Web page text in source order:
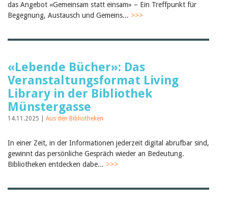
Archiv
Juli 2026
März 2026
September 2025
Juli 2025
Juni 2025
März 2025
Februar 2025
2024
2021
2020
2019
das Angebot «Gemeinsam statt einsam» – Ein Treffpunkt für
Begegnung, Austausch und Gemeins... >>>
«Lebende Bücher»: Das
Veranstaltungsformat Living
Library in der Bibliothek
Münstergasse
14.11.2025 | Aus den Bibliotheken
In einer Zeit, in der Informationen jederzeit digital abrufbar sind,
gewinnt das persönliche Gespräch wieder an Bedeutung.
Bibliotheken entdecken dabe... >>>